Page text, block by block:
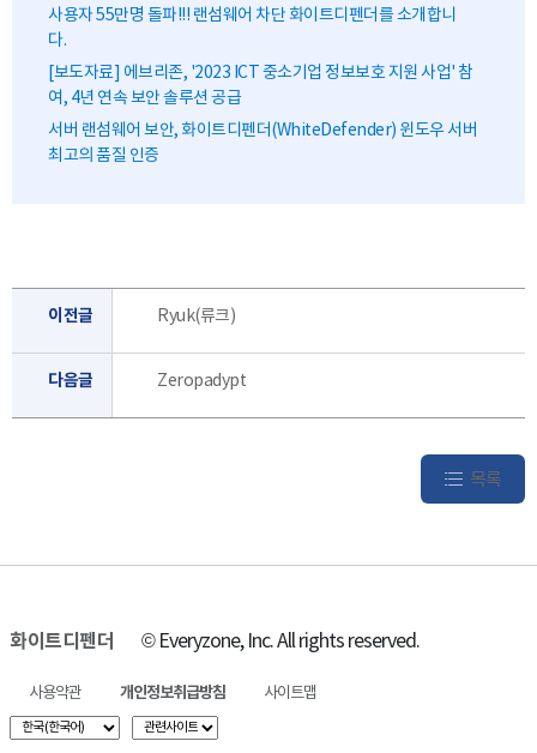
사용자 55만명 돌파!!! 랜섬웨어 차단 화이트디펜더를 소개합니
다.
[보도자료] 에브리존, '2023 ICT 중소기업 정보보호 지원 사업' 참
여, 4년 연속 보안 솔루션 공급
서버 랜섬웨어 보안, 화이트디펜더(WhiteDefender) 윈도우 서버
최고의 품질 인증
이전글 Ryuk(류크)
다음글 Zeropadypt
목록
화이트디펜더 © Everyzone, Inc. All rights reserved.
사용약관 개인정보취급방침 사이트맵